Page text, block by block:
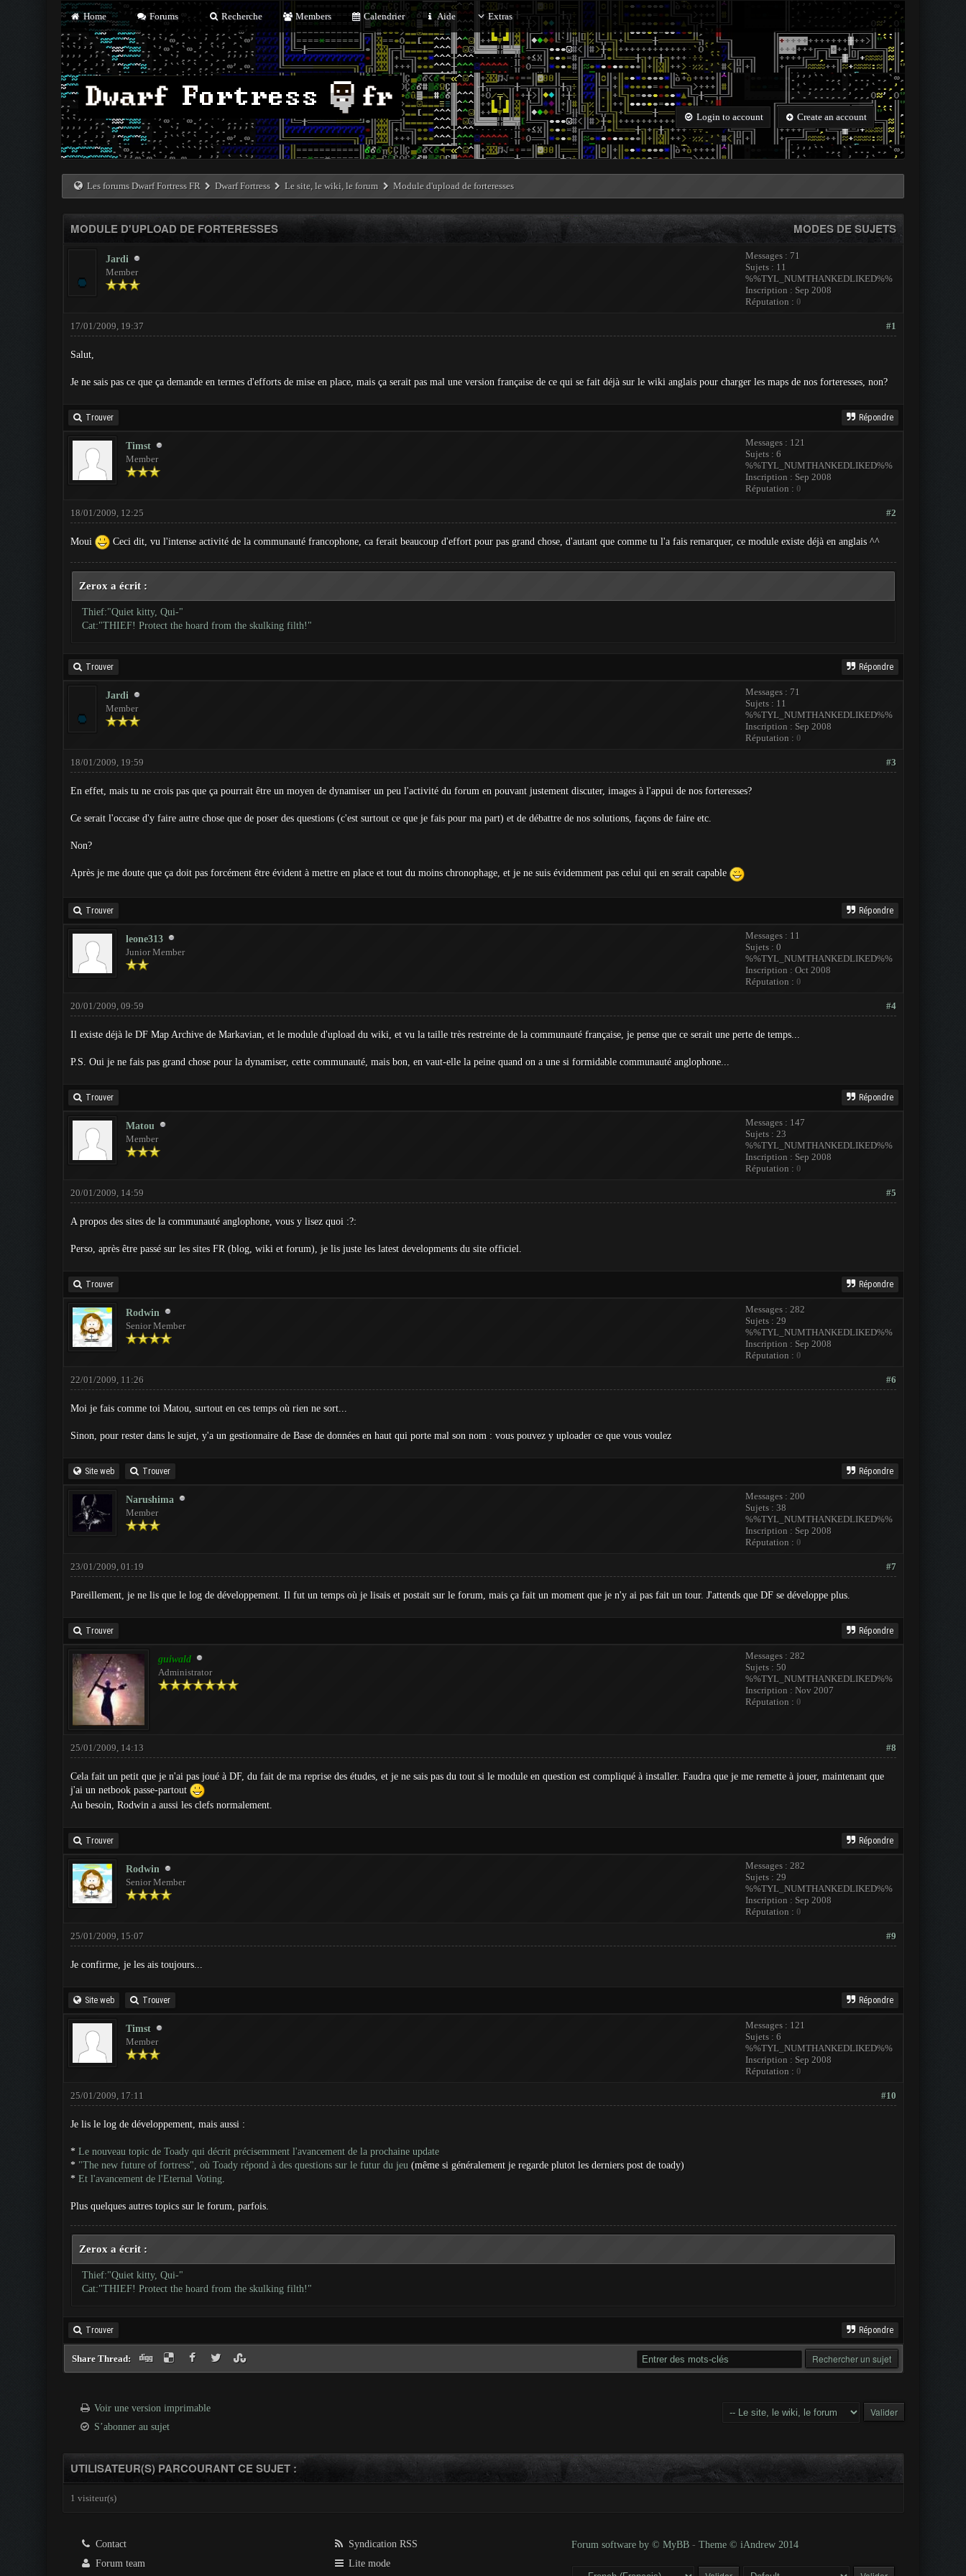
Home Forums Recherche Members Calendrier Aide Extras
Login to account Create an account
Les forums Dwarf Fortress FR Dwarf Fortress Le site, le wiki, le forum Module d'upload de forteresses
MODES DE SUJETS
MODULE D'UPLOAD DE FORTERESSES
Jardi
Member
Messages : 71
Sujets : 11
%%TYL_NUMTHANKEDLIKED%%
Inscription : Sep 2008
Réputation : 0
#1
17/01/2009, 19:37
Salut,
Je ne sais pas ce que ça demande en termes d'efforts de mise en place, mais ça serait pas mal une version française de ce qui se fait déjà sur le wiki anglais pour charger les maps de nos forteresses, non?
Trouver Répondre
Timst
Member
Messages : 121
Sujets : 6
%%TYL_NUMTHANKEDLIKED%%
Inscription : Sep 2008
Réputation : 0
#2
18/01/2009, 12:25
Moui Ceci dit, vu l'intense activité de la communauté francophone, ca ferait beaucoup d'effort pour pas grand chose, d'autant que comme tu l'a fais remarquer, ce module existe déjà en anglais ^^
Zerox a écrit :
Thief:"Quiet kitty, Qui-"
Cat:"THIEF! Protect the hoard from the skulking filth!"
Trouver Répondre
Jardi
Member
Messages : 71
Sujets : 11
%%TYL_NUMTHANKEDLIKED%%
Inscription : Sep 2008
Réputation : 0
#3
18/01/2009, 19:59
En effet, mais tu ne crois pas que ça pourrait être un moyen de dynamiser un peu l'activité du forum en pouvant justement discuter, images à l'appui de nos forteresses?
Ce serait l'occase d'y faire autre chose que de poser des questions (c'est surtout ce que je fais pour ma part) et de débattre de nos solutions, façons de faire etc.
Non?
Après je me doute que ça doit pas forcément être évident à mettre en place et tout du moins chronophage, et je ne suis évidemment pas celui qui en serait capable
Trouver Répondre
leone313
Junior Member
Messages : 11
Sujets : 0
%%TYL_NUMTHANKEDLIKED%%
Inscription : Oct 2008
Réputation : 0
#4
20/01/2009, 09:59
Il existe déjà le DF Map Archive de Markavian, et le module d'upload du wiki, et vu la taille très restreinte de la communauté française, je pense que ce serait une perte de temps...
P.S. Oui je ne fais pas grand chose pour la dynamiser, cette communauté, mais bon, en vaut-elle la peine quand on a une si formidable communauté anglophone...
Trouver Répondre
Matou
Member
Messages : 147
Sujets : 23
%%TYL_NUMTHANKEDLIKED%%
Inscription : Sep 2008
Réputation : 0
#5
20/01/2009, 14:59
A propos des sites de la communauté anglophone, vous y lisez quoi :?:
Perso, après être passé sur les sites FR (blog, wiki et forum), je lis juste les latest developments du site officiel.
Trouver Répondre
Rodwin
Senior Member
Messages : 282
Sujets : 29
%%TYL_NUMTHANKEDLIKED%%
Inscription : Sep 2008
Réputation : 0
#6
22/01/2009, 11:26
Moi je fais comme toi Matou, surtout en ces temps où rien ne sort...
Sinon, pour rester dans le sujet, y'a un gestionnaire de Base de données en haut qui porte mal son nom : vous pouvez y uploader ce que vous voulez
Site web Trouver Répondre
Narushima
Member
Messages : 200
Sujets : 38
%%TYL_NUMTHANKEDLIKED%%
Inscription : Sep 2008
Réputation : 0
#7
23/01/2009, 01:19
Pareillement, je ne lis que le log de développement. Il fut un temps où je lisais et postait sur le forum, mais ça fait un moment que je n'y ai pas fait un tour. J'attends que DF se développe plus.
Trouver Répondre
guiwald
Administrator
Messages : 282
Sujets : 50
%%TYL_NUMTHANKEDLIKED%%
Inscription : Nov 2007
Réputation : 0
#8
25/01/2009, 14:13
Cela fait un petit que je n'ai pas joué à DF, du fait de ma reprise des études, et je ne sais pas du tout si le module en question est compliqué à installer. Faudra que je me remette à jouer, maintenant que
j'ai un netbook passe-partout
Au besoin, Rodwin a aussi les clefs normalement.
Trouver Répondre
Rodwin
Senior Member
Messages : 282
Sujets : 29
%%TYL_NUMTHANKEDLIKED%%
Inscription : Sep 2008
Réputation : 0
#9
25/01/2009, 15:07
Je confirme, je les ais toujours...
Site web Trouver Répondre
Timst
Member
Messages : 121
Sujets : 6
%%TYL_NUMTHANKEDLIKED%%
Inscription : Sep 2008
Réputation : 0
#10
25/01/2009, 17:11
Je lis le log de développement, mais aussi :
* Le nouveau topic de Toady qui décrit précisemment l'avancement de la prochaine update
* "The new future of fortress", où Toady répond à des questions sur le futur du jeu (même si généralement je regarde plutot les derniers post de toady)
* Et l'avancement de l'Eternal Voting.
Plus quelques autres topics sur le forum, parfois.
Zerox a écrit :
Thief:"Quiet kitty, Qui-"
Cat:"THIEF! Protect the hoard from the skulking filth!"
Trouver Répondre
Share Thread:
Voir une version imprimable
S’abonner au sujet
UTILISATEUR(S) PARCOURANT CE SUJET :
1 visiteur(s)
Contact
Forum team
Syndication RSS
Lite mode
Forum software by © MyBB - Theme © iAndrew 2014